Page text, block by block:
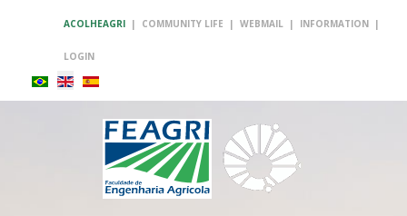
ACOLHEAGRI | COMMUNITY LIFE | WEBMAIL | INFORMATION |
LOGIN